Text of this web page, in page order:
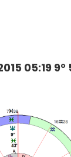
05:19 9°